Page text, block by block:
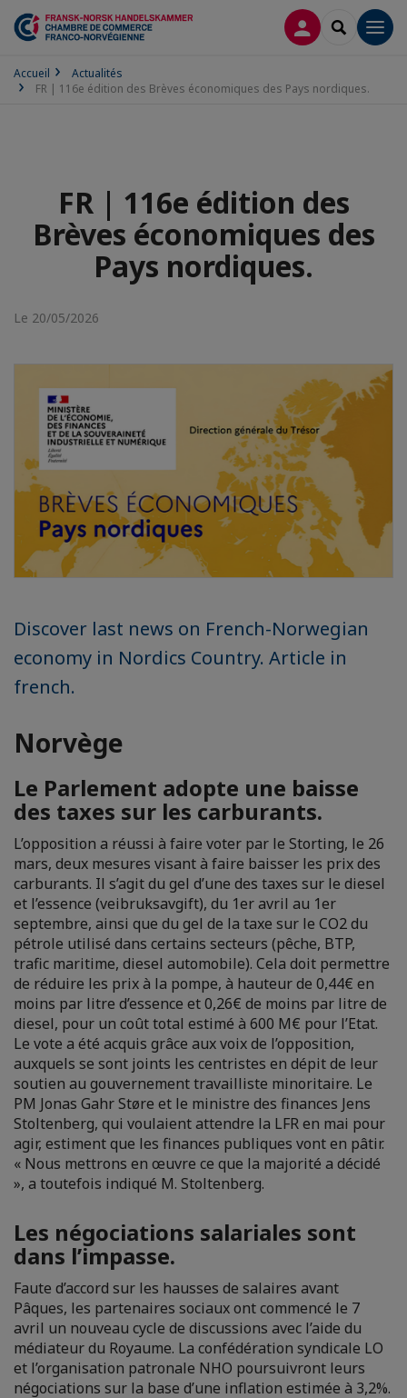
CONNEXION
Accueil
Actualités
FR | 116e édition des Brèves économiques des Pays nordiques.
FR | 116e édition des
Brèves économiques des
Pays nordiques.
Le 20/05/2026
Discover last news on French-Norwegian
economy in Nordics Country. Article in
french.
Norvège
Le Parlement adopte une baisse
des taxes sur les carburants.
L’opposition a réussi à faire voter par le Storting, le 26
mars, deux mesures visant à faire baisser les prix des
carburants. Il s’agit du gel d’une des taxes sur le diesel
et l’essence (veibruksavgift), du 1er avril au 1er
septembre, ainsi que du gel de la taxe sur le CO2 du
pétrole utilisé dans certains secteurs (pêche, BTP,
trafic maritime, diesel automobile). Cela doit permettre
de réduire les prix à la pompe, à hauteur de 0,44€ en
moins par litre d’essence et 0,26€ de moins par litre de
diesel, pour un coût total estimé à 600 M€ pour l’Etat.
Le vote a été acquis grâce aux voix de l’opposition,
auxquels se sont joints les centristes en dépit de leur
soutien au gouvernement travailliste minoritaire. Le
PM Jonas Gahr Støre et le ministre des finances Jens
Stoltenberg, qui voulaient attendre la LFR en mai pour
agir, estiment que les finances publiques vont en pâtir.
« Nous mettrons en œuvre ce que la majorité a décidé
», a toutefois indiqué M. Stoltenberg.
Les négociations salariales sont
dans l’impasse.
Faute d’accord sur les hausses de salaires avant
Pâques, les partenaires sociaux ont commencé le 7
avril un nouveau cycle de discussions avec l’aide du
médiateur du Royaume. La confédération syndicale LO
et l’organisation patronale NHO poursuivront leurs
négociations sur la base d’une inflation estimée à 3,2%.